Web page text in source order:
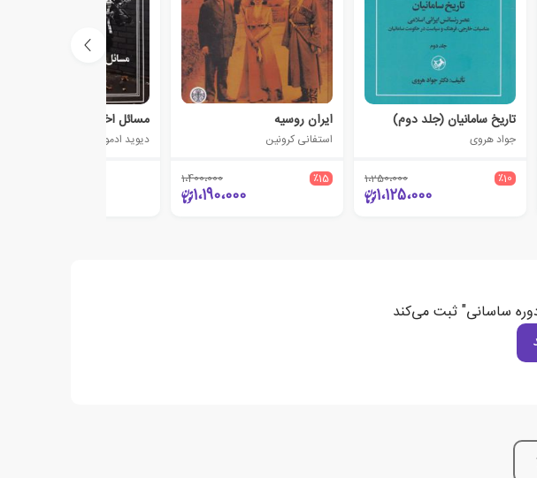
تاریخ سامانیان (جلد دوم)
جواد هروی
٪10 1،250،000
1،125،000
ایران روسیه
استفانی کرونین
٪15 1،400،000
1،190،000
مسائل اخلاقی در جهان امروزی
دیوید ادموندز
ساسانی" ثبت می‌کند